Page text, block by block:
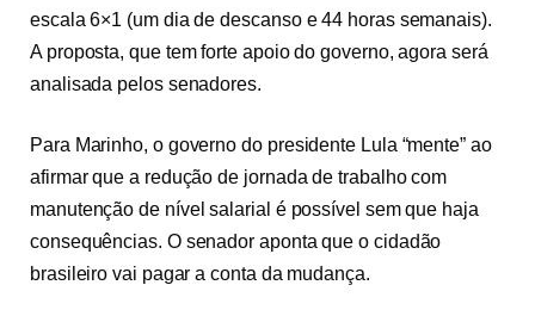
escala 6×1 (um dia de descanso e 44 horas semanais).
A proposta, que tem forte apoio do governo, agora será
analisada pelos senadores.
Para Marinho, o governo do presidente Lula “mente” ao
afirmar que a redução de jornada de trabalho com
manutenção de nível salarial é possível sem que haja
consequências. O senador aponta que o cidadão
brasileiro vai pagar a conta da mudança.